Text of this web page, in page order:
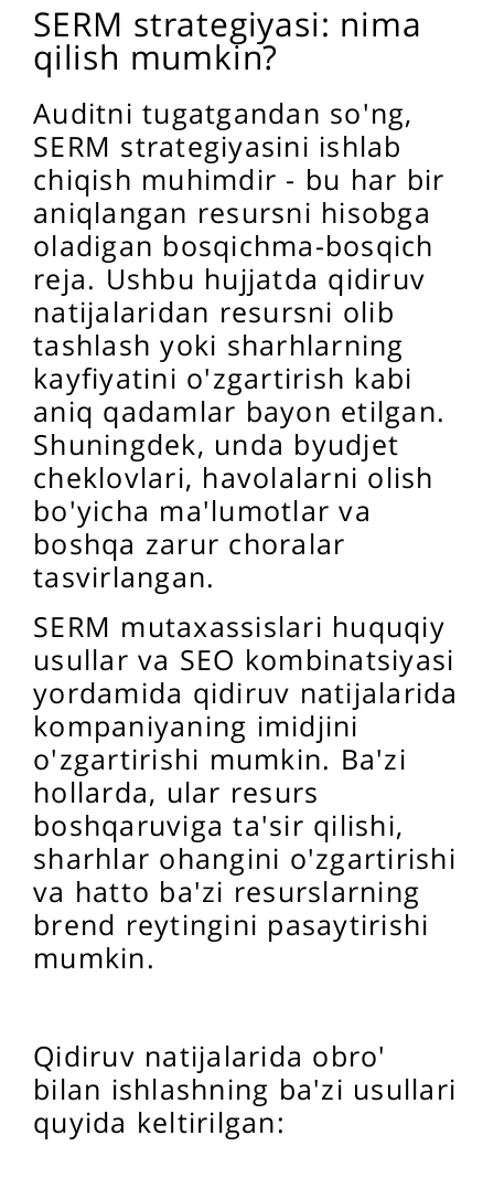
SERM strategiyasi: nima
qilish mumkin?
Auditni tugatgandan so'ng,
SERM strategiyasini ishlab
chiqish muhimdir - bu har bir
aniqlangan resursni hisobga
oladigan bosqichma-bosqich
reja. Ushbu hujjatda qidiruv
natijalaridan resursni olib
tashlash yoki sharhlarning
kayfiyatini o'zgartirish kabi
aniq qadamlar bayon etilgan.
Shuningdek, unda byudjet
cheklovlari, havolalarni olish
bo'yicha ma'lumotlar va
boshqa zarur choralar
tasvirlangan.
SERM mutaxassislari huquqiy
usullar va SEO kombinatsiyasi
yordamida qidiruv natijalarida
kompaniyaning imidjini
o'zgartirishi mumkin. Ba'zi
hollarda, ular resurs
boshqaruviga ta'sir qilishi,
sharhlar ohangini o'zgartirishi
va hatto ba'zi resurslarning
brend reytingini pasaytirishi
mumkin.
Qidiruv natijalarida obro'
bilan ishlashning ba'zi usullari
quyida keltirilgan: